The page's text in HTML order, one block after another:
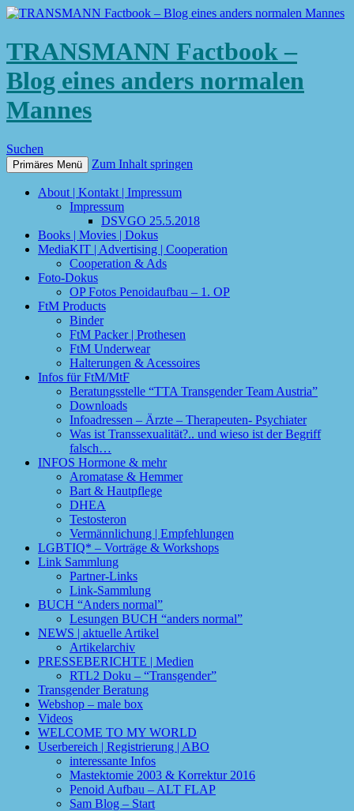
TRANSMANN Factbook –
Blog eines anders normalen
Mannes
Suchen
Primäres Menü Zum Inhalt springen
About | Kontakt | Impressum
Impressum
DSVGO 25.5.2018
Books | Movies | Dokus
MediaKIT | Advertising | Cooperation
Cooperation & Ads
Foto-Dokus
OP Fotos Penoidaufbau – 1. OP
FtM Products
Binder
FtM Packer | Prothesen
FtM Underwear
Halterungen & Acessoires
Infos für FtM/MtF
Beratungsstelle “TTA Transgender Team Austria”
Downloads
Infoadressen – Ärzte – Therapeuten- Psychiater
Was ist Transsexualität?.. und wieso ist der Begriff
falsch…
INFOS Hormone & mehr
Aromatase & Hemmer
Bart & Hautpflege
DHEA
Testosteron
Vermännlichung | Empfehlungen
LGBTIQ* – Vorträge & Workshops
Link Sammlung
Partner-Links
Link-Sammlung
BUCH “Anders normal”
Lesungen BUCH “anders normal”
NEWS | aktuelle Artikel
Artikelarchiv
PRESSEBERICHTE | Medien
RTL2 Doku – “Transgender”
Transgender Beratung
Webshop – male box
Videos
WELCOME TO MY WORLD
Userbereich | Registrierung | ABO
interessante Infos
Mastektomie 2003 & Korrektur 2016
Penoid Aufbau – ALT FLAP
Sam Blog – Start